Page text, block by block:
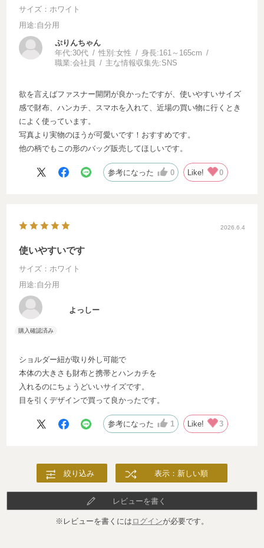
サイズ：ホワイト
用途:自分用
ぷりんちゃん
年代:30代 性別:女性 身長:161～165cm
職業:会社員 主な情報収集先:SNS
欲を言えばファスナー開閉が良かったですが、使いやすいサイズ
感で財布、ハンカチ、スマホを入れて、近場の買い物に行くとき
によく使っています。
写真より実物のほうが可愛いです！おすすめです。
他の柄でもこの形のバッグ販売してほしいです。
参考になった 0 Like! 0
2026.6.4
使いやすいです
サイズ：ホワイト
用途:自分用
よっしー
ショルダー紐が取り外し可能で
本体の大きさも財布と携帯とハンカチを
入れるのにちょうどいいサイズです。
目を引くデザインで買って良かったです。
参考になった 1 Like! 3
絞り込み 表示：新しい順
レビューを書く
※レビューを書くには ログインが必要です。